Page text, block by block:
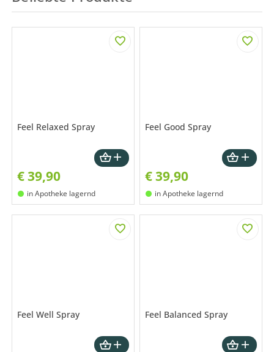
Feel Relaxed Spray
€39,90
in Apotheke lagernd
Feel Good Spray
€39,90
in Apotheke lagernd
Feel Well Spray Feel Balanced Spray